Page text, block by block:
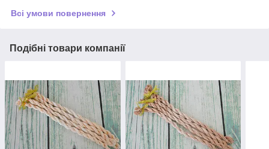
Всі умови повернення
Подібні товари компанії